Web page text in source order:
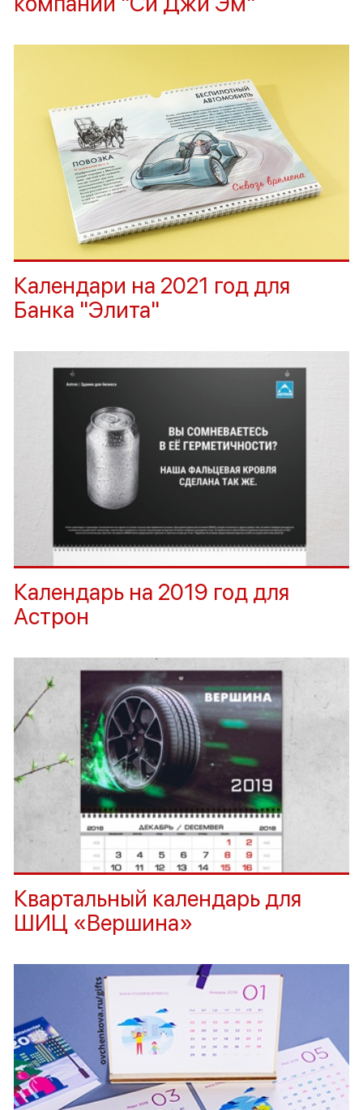
Календари на 2021 год для
Банка "Элита"
Календарь на 2019 год для
Астрон
Квартальный календарь для
ШИЦ «Вершина»